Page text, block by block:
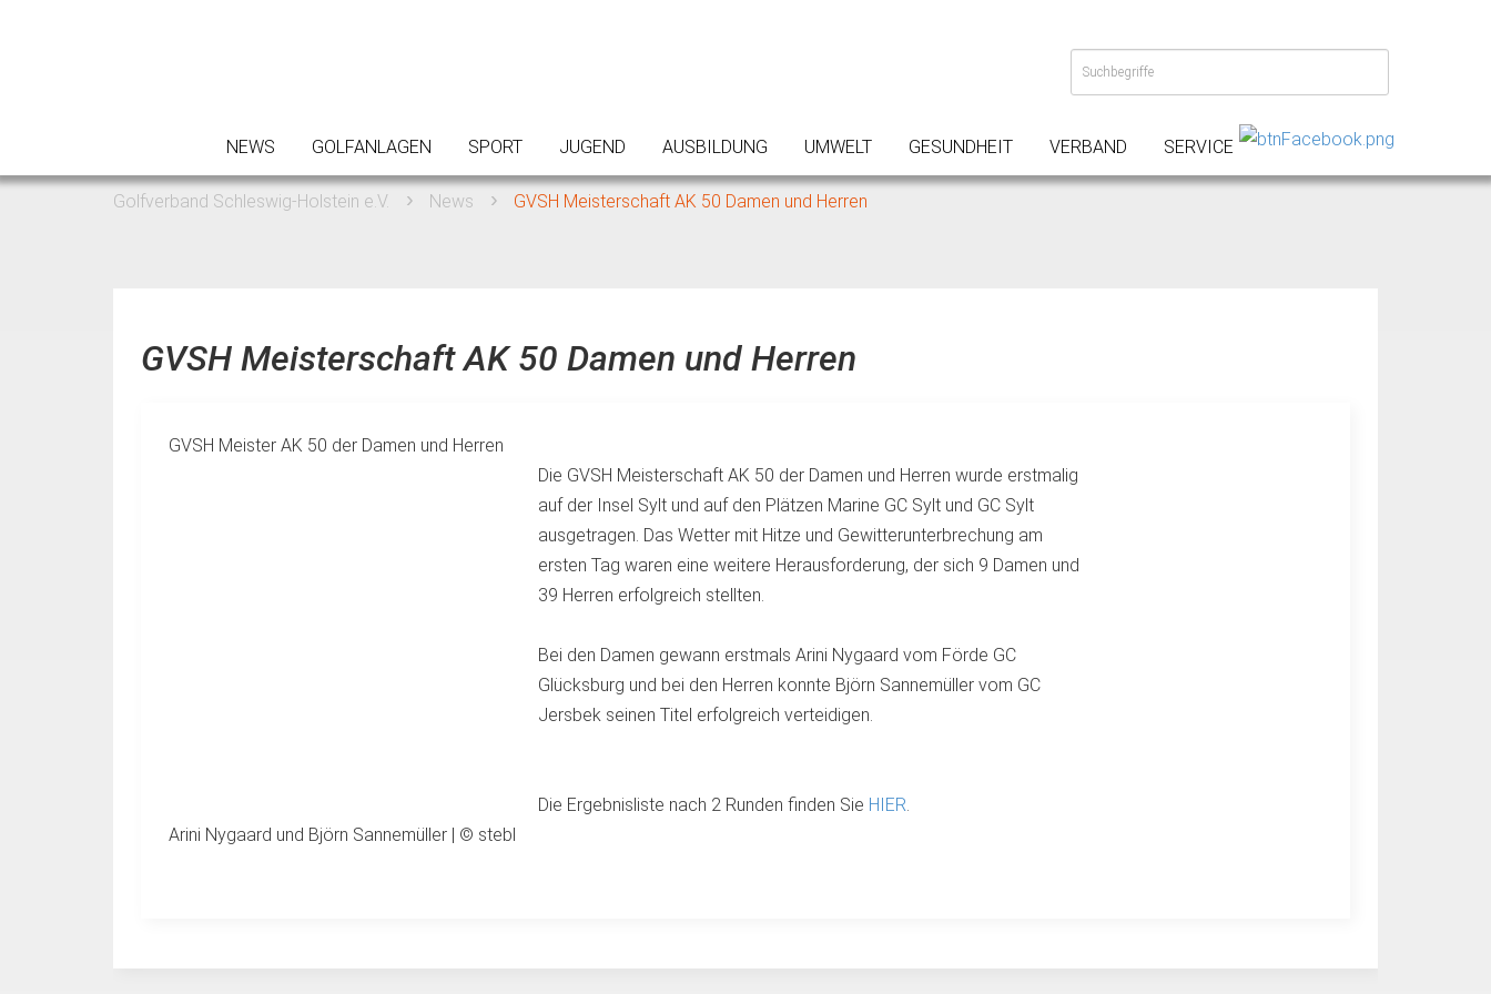
NEWS GOLFANLAGEN SPORT JUGEND AUSBILDUNG UMWELT GESUNDHEIT VERBAND SERVICE
Golfverband Schleswig-Holstein e.V. News GVSH Meisterschaft AK 50 Damen und Herren
GVSH Meisterschaft AK 50 Damen und Herren
GVSH Meister AK 50 der Damen und Herren
Die GVSH Meisterschaft AK 50 der Damen und Herren wurde erstmalig
auf der Insel Sylt und auf den Plätzen Marine GC Sylt und GC Sylt
ausgetragen. Das Wetter mit Hitze und Gewitterunterbrechung am
ersten Tag waren eine weitere Herausforderung, der sich 9 Damen und
39 Herren erfolgreich stellten.
Bei den Damen gewann erstmals Arini Nygaard vom Förde GC
Glücksburg und bei den Herren konnte Björn Sannemüller vom GC
Jersbek seinen Titel erfolgreich verteidigen.
Die Ergebnisliste nach 2 Runden finden Sie HIER.
Arini Nygaard und Björn Sannemüller | © stebl